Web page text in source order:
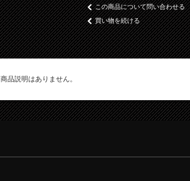
この商品について問い合わせる
買い物を続ける
商品説明はありません。